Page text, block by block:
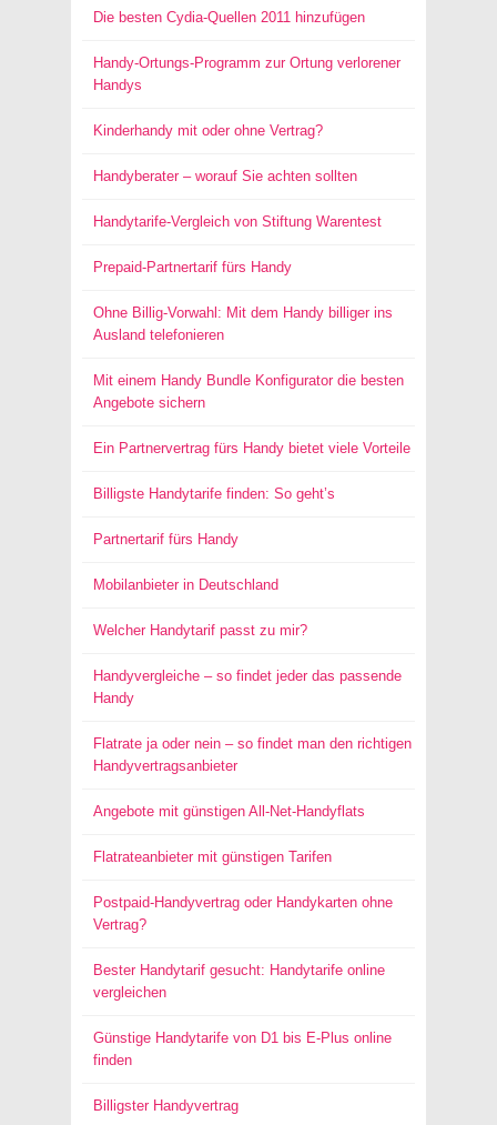
Die besten Cydia-Quellen 2011 hinzufügen
Handy-Ortungs-Programm zur Ortung verlorener
Handys
Kinderhandy mit oder ohne Vertrag?
Handyberater – worauf Sie achten sollten
Handytarife-Vergleich von Stiftung Warentest
Prepaid-Partnertarif fürs Handy
Ohne Billig-Vorwahl: Mit dem Handy billiger ins
Ausland telefonieren
Mit einem Handy Bundle Konfigurator die besten
Angebote sichern
Ein Partnervertrag fürs Handy bietet viele Vorteile
Billigste Handytarife finden: So geht’s
Partnertarif fürs Handy
Mobilanbieter in Deutschland
Welcher Handytarif passt zu mir?
Handyvergleiche – so findet jeder das passende
Handy
Flatrate ja oder nein – so findet man den richtigen
Handyvertragsanbieter
Angebote mit günstigen All-Net-Handyflats
Flatrateanbieter mit günstigen Tarifen
Postpaid-Handyvertrag oder Handykarten ohne
Vertrag?
Bester Handytarif gesucht: Handytarife online
vergleichen
Günstige Handytarife von D1 bis E-Plus online
finden
Billigster Handyvertrag